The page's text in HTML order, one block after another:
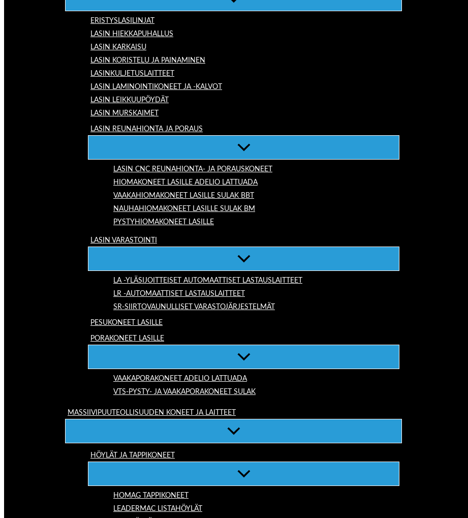
ERISTYSLASILINJAT
LASIN HIEKKAPUHALLUS
LASIN KARKAISU
LASIN KORISTELU JA PAINAMINEN
LASINKULJETUSLAITTEET
LASIN LAMINOINTIKONEET JA -KALVOT
LASIN LEIKKUUPÖYDÄT
LASIN MURSKAIMET
LASIN REUNAHIONTA JA PORAUS
LASIN CNC REUNAHIONTA- JA PORAUSKONEET
HIOMAKONEET LASILLE ADELIO LATTUADA
VAAKAHIOMAKONEET LASILLE SULAK BBT
NAUHAHIOMAKONEET LASILLE SULAK BM
PYSTYHIOMAKONEET LASILLE
LASIN VARASTOINTI
LA -YLÄSIJOITTEISET AUTOMAATTISET LASTAUSLAITTEET
LR -AUTOMAATTISET LASTAUSLAITTEET
SR-SIIRTOVAUNULLISET VARASTOJÄRJESTELMÄT
PESUKONEET LASILLE
PORAKONEET LASILLE
VAAKAPORAKONEET ADELIO LATTUADA
VTS-PYSTY- JA VAAKAPORAKONEET SULAK
MASSIIVIPUUTEOLLISUUDEN KONEET JA LAITTEET
HÖYLÄT JA TAPPIKONEET
HOMAG TAPPIKONEET
LEADERMAC LISTAHÖYLÄT